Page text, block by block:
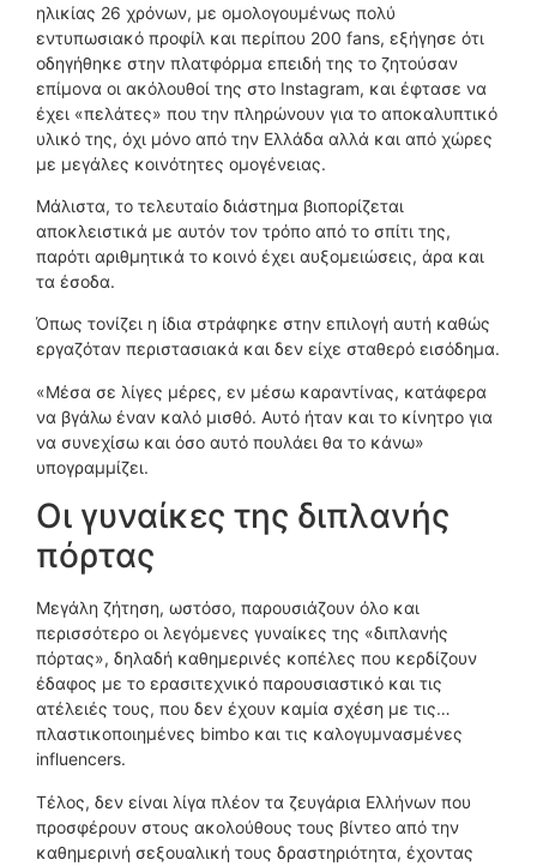
ηλικίας 26 χρόνων, με ομολογουμένως πολύ
εντυπωσιακό προφίλ και περίπου 200 fans, εξήγησε ότι
οδηγήθηκε στην πλατφόρμα επειδή της το ζητούσαν
επίμονα οι ακόλουθοί της στο Instagram, και έφτασε να
έχει «πελάτες» που την πληρώνουν για το αποκαλυπτικό
υλικό της, όχι μόνο από την Ελλάδα αλλά και από χώρες
με μεγάλες κοινότητες ομογένειας.
Μάλιστα, το τελευταίο διάστημα βιοπορίζεται
αποκλειστικά με αυτόν τον τρόπο από το σπίτι της,
παρότι αριθμητικά το κοινό έχει αυξομειώσεις, άρα και
τα έσοδα.
Όπως τονίζει η ίδια στράφηκε στην επιλογή αυτή καθώς
εργαζόταν περιστασιακά και δεν είχε σταθερό εισόδημα.
«Μέσα σε λίγες μέρες, εν μέσω καραντίνας, κατάφερα
να βγάλω έναν καλό μισθό. Αυτό ήταν και το κίνητρο για
να συνεχίσω και όσο αυτό πουλάει θα το κάνω»
υπογραμμίζει.
Οι γυναίκες της διπλανής
πόρτας
Μεγάλη ζήτηση, ωστόσο, παρουσιάζουν όλο και
περισσότερο οι λεγόμενες γυναίκες της «διπλανής
πόρτας», δηλαδή καθημερινές κοπέλες που κερδίζουν
έδαφος με το ερασιτεχνικό παρουσιαστικό και τις
ατέλειές τους, που δεν έχουν καμία σχέση με τις…
πλαστικοποιημένες bimbo και τις καλογυμνασμένες
influencers.
Τέλος, δεν είναι λίγα πλέον τα ζευγάρια Ελλήνων που
προσφέρουν στους ακολούθους τους βίντεο από την
καθημερινή σεξουαλική τους δραστηριότητα, έχοντας